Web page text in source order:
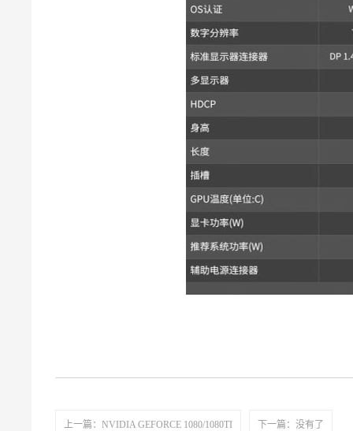
上一篇：NVIDIA GEFORCE 1080/1080TI 下一篇：没有了